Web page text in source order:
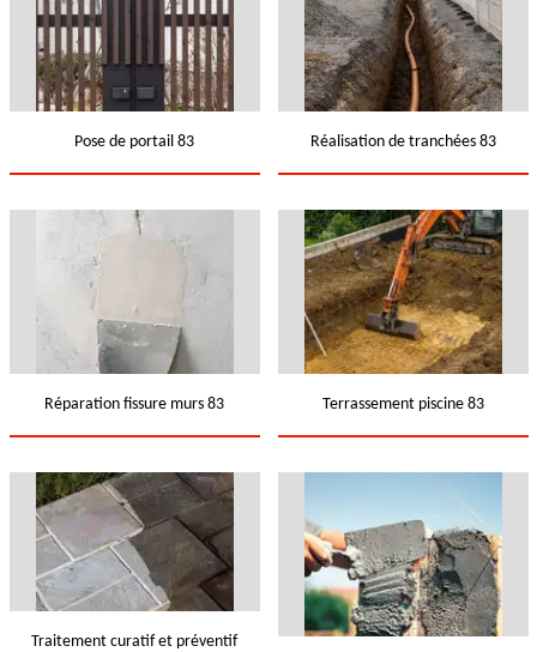
Pose de portail 83 Réalisation de tranchées 83
Réparation fissure murs 83 Terrassement piscine 83
Traitement curatif et préventif